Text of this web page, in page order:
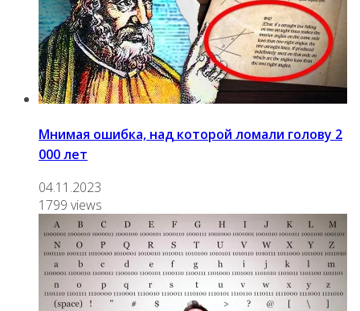
Мнимая ошибка, над которой ломали голову 2
000 лет
04.11.2023
1799 views